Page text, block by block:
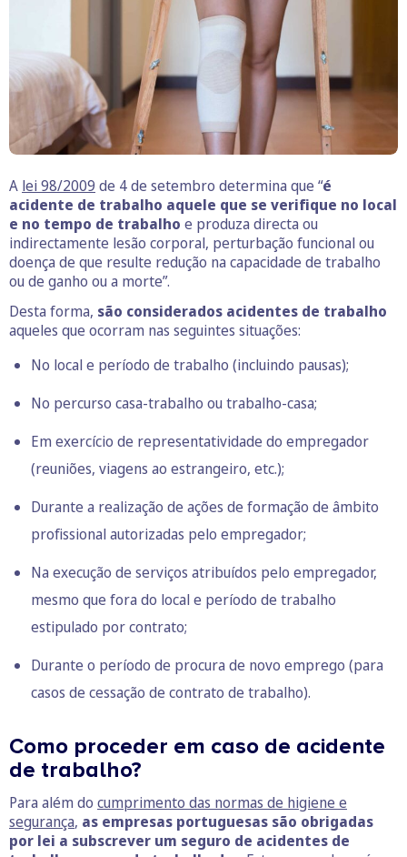
A lei 98/2009 de 4 de setembro determina que “é
acidente de trabalho aquele que se verifique no local
e no tempo de trabalho e produza directa ou
indirectamente lesão corporal, perturbação funcional ou
doença de que resulte redução na capacidade de trabalho
ou de ganho ou a morte”.
Desta forma, são considerados acidentes de trabalho
aqueles que ocorram nas seguintes situações:
No local e período de trabalho (incluindo pausas);
No percurso casa-trabalho ou trabalho-casa;
Em exercício de representatividade do empregador
(reuniões, viagens ao estrangeiro, etc.);
Durante a realização de ações de formação de âmbito
profissional autorizadas pelo empregador;
Na execução de serviços atribuídos pelo empregador,
mesmo que fora do local e período de trabalho
estipulado por contrato;
Durante o período de procura de novo emprego (para
casos de cessação de contrato de trabalho).
Como proceder em caso de acidente
de trabalho?
Para além do cumprimento das normas de higiene e
segurança, as empresas portuguesas são obrigadas
por lei a subscrever um seguro de acidentes de